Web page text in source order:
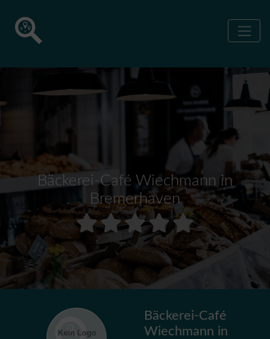
Bäckerei-Café Wiechmann in
Bremerhaven
Bäckerei-Café
Wiechmann in